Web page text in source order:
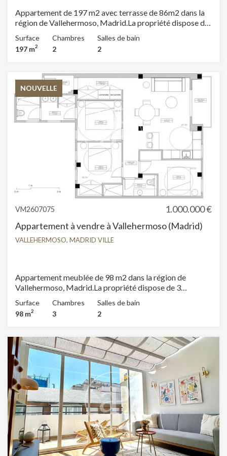
Appartement de 197 m2 avec terrasse de 86m2 dans la
région de Vallehermoso, Madrid.La propriété dispose de
climatisation, armoires intégrées, chauffage et
concierge.
Surface
197 m2
Chambres
2
Salles de bain
2
NOUVELLE
VM2607075
1.000.000 €
Appartement à vendre à Vallehermoso (Madrid)
VALLEHERMOSO, MADRID VILLE
Appartement meublée de 98 m2 dans la région de
Vallehermoso, Madrid.La propriété dispose de 3
intégrées, buanderie, balcon et chauffage.
Surface
98 m2
Chambres
3
Salles de bain
2